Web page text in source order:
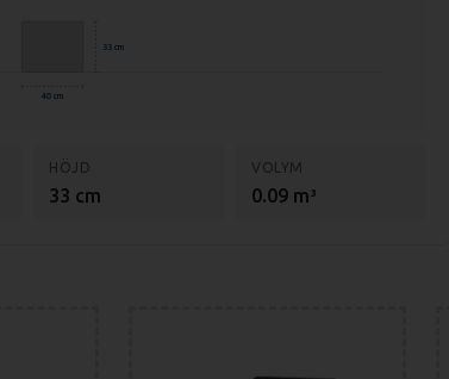
33 cm
40 cm
HÖJD
33 cm
VOLYM
0.09 m³